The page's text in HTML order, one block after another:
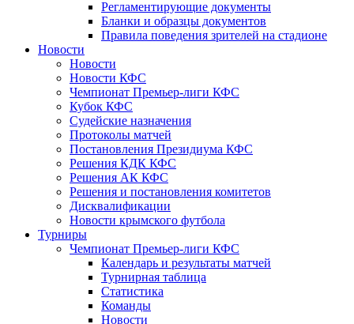
Регламентирующие документы
Бланки и образцы документов
Правила поведения зрителей на стадионе
Новости
Новости
Новости КФС
Чемпионат Премьер-лиги КФС
Кубок КФС
Судейские назначения
Протоколы матчей
Постановления Президиума КФС
Решения КДК КФС
Решения АК КФС
Решения и постановления комитетов
Дисквалификации
Новости крымского футбола
Турниры
Чемпионат Премьер-лиги КФС
Календарь и результаты матчей
Турнирная таблица
Статистика
Команды
Новости